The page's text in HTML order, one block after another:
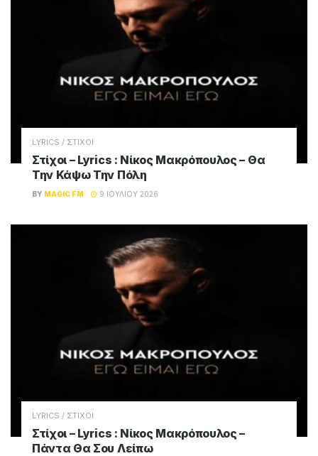
LYRICS / ΣΤΙΧΟΙ
Στίχοι – Lyrics : Νίκος Μακρόπουλος – Θα
Την Κάψω Την Πόλη
BY MAGIC FM 9 ΙΟΥΛΊΟΥ 2026
LYRICS / ΣΤΙΧΟΙ
Στίχοι – Lyrics : Νίκος Μακρόπουλος –
Πάντα Θα Σου Λείπω